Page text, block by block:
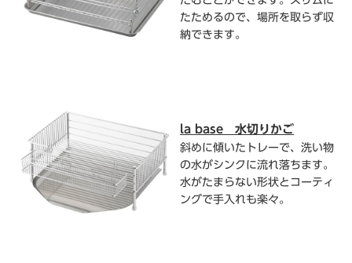
たためるので、場所を取らず収
納できます。
la base 水切りかご
斜めに傾いたトレーで、洗い物
の水がシンクに流れ落ちます。
水がたまらない形状とコーティ
ングで手入れも楽々。